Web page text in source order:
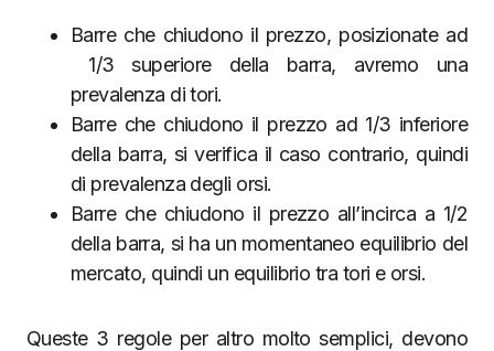
Barre che chiudono il prezzo, posizionate ad
1/3 superiore della barra, avremo una
prevalenza di tori.
Barre che chiudono il prezzo ad 1/3 inferiore
della barra, si verifica il caso contrario, quindi
di prevalenza degli orsi.
Barre che chiudono il prezzo all’incirca a 1/2
della barra, si ha un momentaneo equilibrio del
mercato, quindi un equilibrio tra tori e orsi.
Queste 3 regole per altro molto semplici, devono